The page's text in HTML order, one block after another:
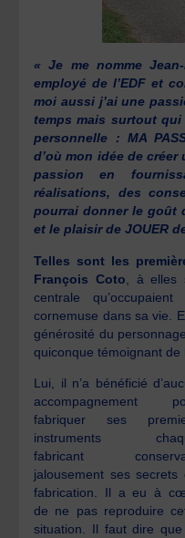
« Je me nomme
employé de l’EDF et
moi aussi j’ai une
temps mais surtout qui
personnelle : MA
d’où mon idée de
passion en
réalisations, des
pourrai donner le goût
et le plaisir de JOUER
Telles sont les
François Coto , à elles
centrale
cornemuse dans sa vie.
générosité du
quiconque témoignant de
Lui, il n’a bénéficié
accompagnement
fabriquer ses
instruments
fabricant
jalousement ses secrets
fabrication. Il a eu à
de ne pas reproduire
situation. Il faut dire